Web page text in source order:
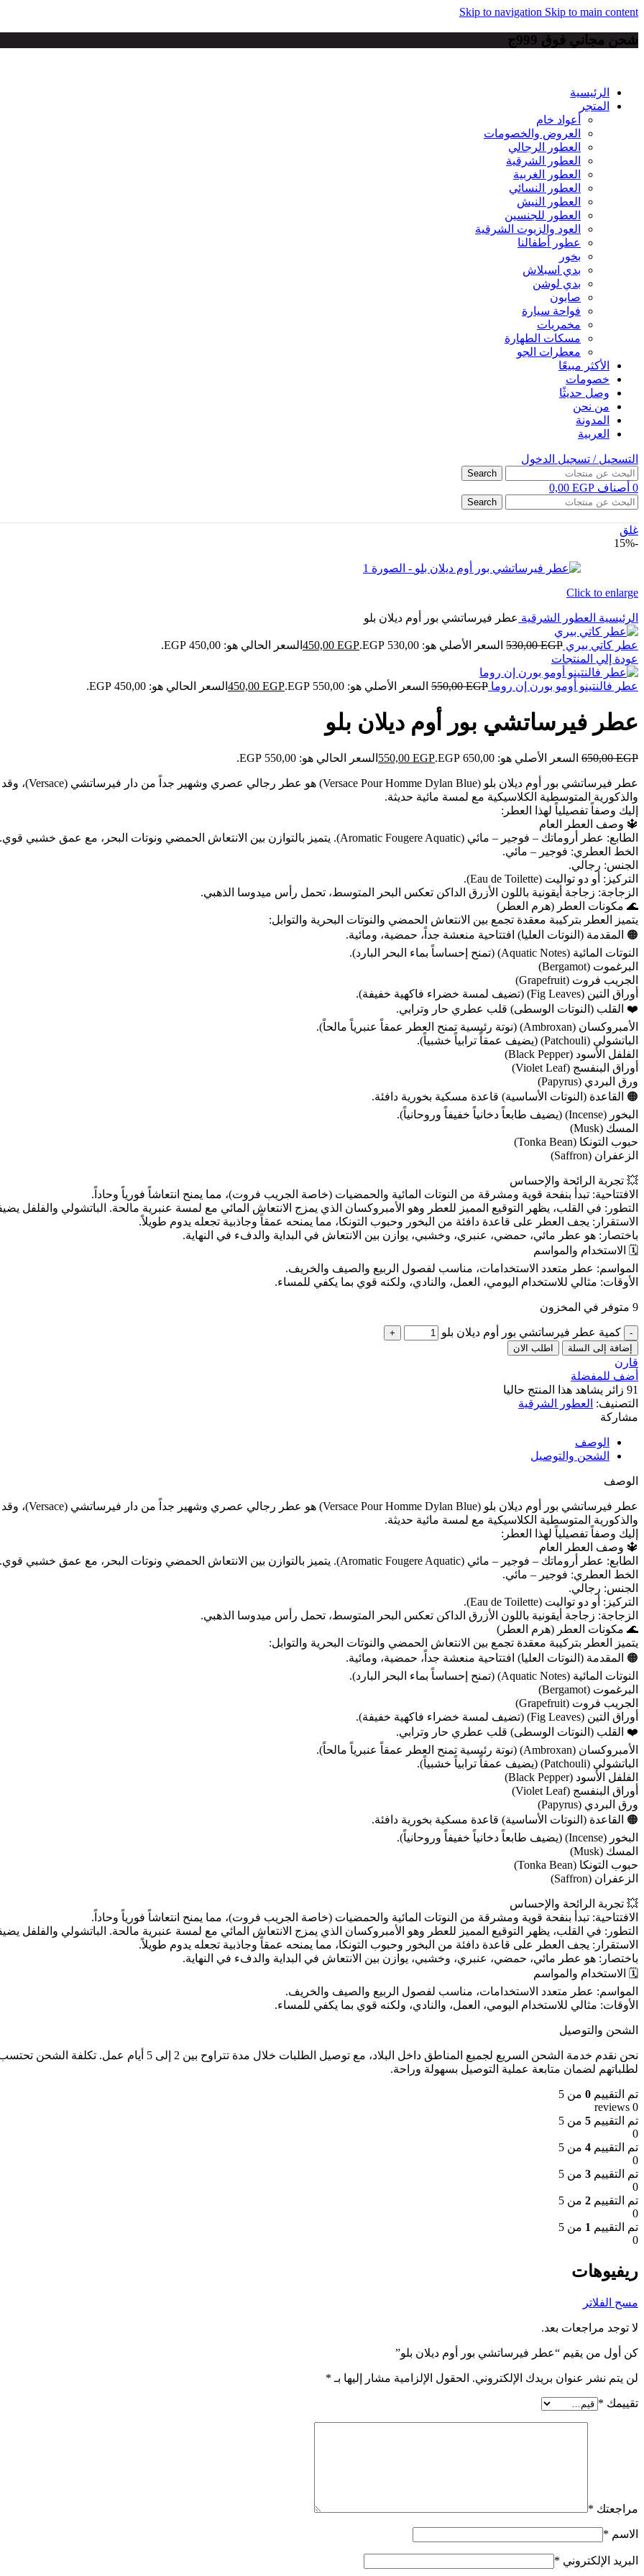
Skip to navigation Skip to main content
شحن مجاني فوق 999ج
الرئيسية
المتجر
أعواد خام
العروض والخصومات
العطور الرجالي
العطور الشرقية
العطور الغربية
العطور النسائي
العطور النيش
العطور للجنسين
العود والزيوت الشرقية
عطور أطفالنا
بخور
بدي اسبلاش
بدي لوشن
صابون
فواحة سيارة
مخمريات
مسكات الطهارة
معطرات الجو
الأكثر مبيعًا
خصومات
وصل حديثًا
من نحن
المدونة
العربية
التسحيل / تسجيل الدخول
Search
0 أصناف 0,00 EGP
Search
غلق
-15%
Click to enlarge
الرئيسية العطور الشرقية عطر فيرساتشي بور أوم ديلان بلو
عطر كاتي بيري 530,00EGP السعر الأصلي هو: 530,00 EGP. 450,00 EGP
السعر الحالي هو: 450,00 EGP.
عودة إلي المنتجات
عطر فالنتينو أومو بورن إن روما 550,00EGP السعر الأصلي هو: 550,00 EGP. 450,00 EGP السعر الحالي هو: 450,00 EGP.
عطر فيرساتشي بور أوم ديلان بلو
650,00EGP السعر الأصلي هو: 650,00 EGP. 550,00 EGP السعر الحالي هو: 550,00 EGP.
والذكورية المتوسطية الكلاسيكية مع لمسة مائية حديثة.
إليك وصفاً تفصيلياً لهذا العطر:
🔱 وصف العطر العام
الطابع: عطر أروماتك – فوجير – مائي (Aromatic Fougere Aquatic). يتميز بالتوازن بين الانتعاش الحمضي ونوتات البحر، مع عمق خشبي قوي. يوصف بأنه عطر منعش، مغرٍ، وذو أداء جيد.
الخط العطري: فوجير – مائي.
الجنس: رجالي.
التركيز: أو دو تواليت (Eau de Toilette).
الزجاجة: زجاجة أيقونية باللون الأزرق الداكن تعكس البحر المتوسط، تحمل رأس ميدوسا الذهبي.
🌊 مكونات العطر (هرم العطر)
يتميز العطر بتركيبة معقدة تجمع بين الانتعاش الحمضي والنوتات البحرية والتوابل:
🟠 المقدمة (النوتات العليا) افتتاحية منعشة جداً، حمضية، ومائية.
النوتات المائية (Aquatic Notes) (تمنح إحساساً بماء البحر البارد).
البرغموت (Bergamot)
الجريب فروت (Grapefruit)
أوراق التين (Fig Leaves) (تضيف لمسة خضراء فاكهية خفيفة).
❤️ القلب (النوتات الوسطى) قلب عطري حار وترابي.
الأمبروكسان (Ambroxan) (نوتة رئيسية تمنح العطر عمقاً عنبرياً مالحاً).
الباتشولي (Patchouli) (يضيف عمقاً ترابياً خشبياً).
الفلفل الأسود (Black Pepper)
أوراق البنفسج (Violet Leaf)
ورق البردي (Papyrus)
🟠 القاعدة (النوتات الأساسية) قاعدة مسكية بخورية دافئة.
البخور (Incense) (يضيف طابعاً دخانياً خفيفاً وروحانياً).
المسك (Musk)
حبوب التونكا (Tonka Bean)
الزعفران (Saffron)
💥 تجربة الرائحة والإحساس
الافتتاحية: تبدأ بنفحة قوية ومشرقة من النوتات المائية والحمضيات (خاصة الجريب فروت)، مما يمنح انتعاشاً فورياً وحاداً.
التطور: في القلب، يظهر التوقيع المميز للعطر وهو الأمبروكسان الذي يمزج الانتعاش المائي مع لمسة عنبرية مالحة. الباتشولي والفلفل
الاستقرار: يجف العطر على قاعدة دافئة من البخور وحبوب التونكا، مما يمنحه عمقاً وجاذبية تجعله يدوم طويلاً.
باختصار: هو عطر مائي، حمضي، عنبري، وخشبي، يوازن بين الانتعاش في البداية والدفء في النهاية.
🗓️ الاستخدام والمواسم
المواسم: عطر متعدد الاستخدامات، مناسب لفصول الربيع والصيف والخريف.
الأوقات: مثالي للاستخدام اليومي، العمل، والنادي، ولكنه قوي بما يكفي للمساء.
9 متوفر في المخزون
كمية عطر فيرساتشي بور أوم ديلان بلو
إضافة إلى السلة اطلب الان
قارن
أضف للمفضلة
91 زائر يشاهد هذا المنتج حاليا
التصنيف: العطور الشرقية
مشاركة
الوصف
الشحن والتوصيل
الوصف
والذكورية المتوسطية الكلاسيكية مع لمسة مائية حديثة.
إليك وصفاً تفصيلياً لهذا العطر:
🔱 وصف العطر العام
الطابع: عطر أروماتك – فوجير – مائي (Aromatic Fougere Aquatic). يتميز بالتوازن بين الانتعاش الحمضي ونوتات البحر، مع عمق خشبي قوي. يوصف بأنه عطر منعش، مغرٍ، وذو أداء جيد.
الخط العطري: فوجير – مائي.
الجنس: رجالي.
التركيز: أو دو تواليت (Eau de Toilette).
الزجاجة: زجاجة أيقونية باللون الأزرق الداكن تعكس البحر المتوسط، تحمل رأس ميدوسا الذهبي.
🌊 مكونات العطر (هرم العطر)
يتميز العطر بتركيبة معقدة تجمع بين الانتعاش الحمضي والنوتات البحرية والتوابل:
🟠 المقدمة (النوتات العليا) افتتاحية منعشة جداً، حمضية، ومائية.
النوتات المائية (Aquatic Notes) (تمنح إحساساً بماء البحر البارد).
البرغموت (Bergamot)
الجريب فروت (Grapefruit)
أوراق التين (Fig Leaves) (تضيف لمسة خضراء فاكهية خفيفة).
❤️ القلب (النوتات الوسطى) قلب عطري حار وترابي.
الأمبروكسان (Ambroxan) (نوتة رئيسية تمنح العطر عمقاً عنبرياً مالحاً).
الباتشولي (Patchouli) (يضيف عمقاً ترابياً خشبياً).
الفلفل الأسود (Black Pepper)
أوراق البنفسج (Violet Leaf)
ورق البردي (Papyrus)
🟠 القاعدة (النوتات الأساسية) قاعدة مسكية بخورية دافئة.
البخور (Incense) (يضيف طابعاً دخانياً خفيفاً وروحانياً).
المسك (Musk)
حبوب التونكا (Tonka Bean)
الزعفران (Saffron)
💥 تجربة الرائحة والإحساس
الافتتاحية: تبدأ بنفحة قوية ومشرقة من النوتات المائية والحمضيات (خاصة الجريب فروت)، مما يمنح انتعاشاً فورياً وحاداً.
التطور: في القلب، يظهر التوقيع المميز للعطر وهو الأمبروكسان الذي يمزج الانتعاش المائي مع لمسة عنبرية مالحة. الباتشولي والفلفل
الاستقرار: يجف العطر على قاعدة دافئة من البخور وحبوب التونكا، مما يمنحه عمقاً وجاذبية تجعله يدوم طويلاً.
باختصار: هو عطر مائي، حمضي، عنبري، وخشبي، يوازن بين الانتعاش في البداية والدفء في النهاية.
🗓️ الاستخدام والمواسم
المواسم: عطر متعدد الاستخدامات، مناسب لفصول الربيع والصيف والخريف.
الأوقات: مثالي للاستخدام اليومي، العمل، والنادي، ولكنه قوي بما يكفي للمساء.
الشحن والتوصيل
نحن نقدم خدمة الشحن السريع لجميع المناطق داخل البلاد،
لطلباتهم لضمان متابعة عملية التوصيل بسهولة وراحة.
تم التقييم 0 من 5
0 reviews
تم التقييم 5 من 5
0
تم التقييم 4 من 5
0
تم التقييم 3 من 5
0
تم التقييم 2 من 5
0
تم التقييم 1 من 5
0
ريفيوهات
مسح الفلاتر
لا توجد مراجعات بعد.
كن أول من يقيم “عطر فيرساتشي بور أوم ديلان بلو”
لن يتم نشر عنوان بريدك الإلكتروني. الحقول الإلزامية مشار إليها بـ *
تقييمك *
مراجعتك *
الاسم *
البريد الإلكتروني *